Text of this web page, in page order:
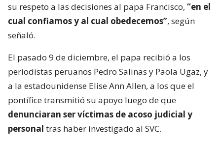
su respeto a las decisiones al papa Francisco, “en el
cual confiamos y al cual obedecemos”, según
señaló.
El pasado 9 de diciembre, el papa recibió a los
periodistas peruanos Pedro Salinas y Paola Ugaz, y
a la estadounidense Elise Ann Allen, a los que el
pontífice transmitió su apoyo luego de que
denunciaran ser víctimas de acoso judicial y
personal tras haber investigado al SVC.